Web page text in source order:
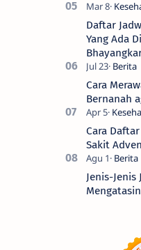
Daftar
Yang Ada
Cara
Bernanah
Cara
Sakit
Jenis-Jenis